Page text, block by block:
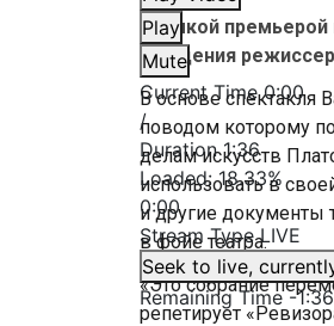
Play
Mute
Current Time0:00
/
Duration1:36
Loaded:18.33%
0:00
Stream TypeLIVE
Seek to live,
Remaining Time-1:36
Громкой
рождения
В основе спектакля
поводом которому
делам искусств
использовать в
и другие документы
в фойе театра.
«Это собрание
репетирует